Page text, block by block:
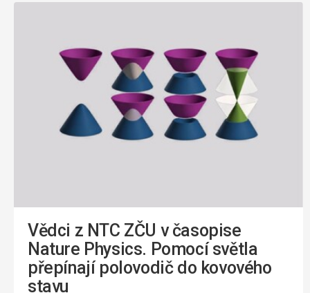
Vědci z NTC ZČU v časopise
Nature Physics. Pomocí světla
přepínají polovodič do kovového
stavu